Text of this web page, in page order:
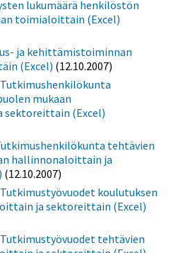
lukumäärä henkilöstön
toimialoittain (Excel)
ja kehittämistoiminnan
(Excel) (12.10.2007)
mukaan
(Excel)
tehtävien
hallinnonaloittain ja
(12.10.2007)
koulutuksen
ja sektoreittain (Excel)
tehtävien